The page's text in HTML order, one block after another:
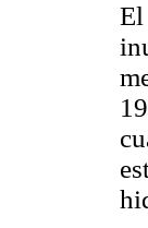
El